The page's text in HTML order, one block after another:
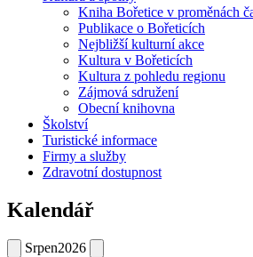
Kniha Bořetice v proměnách
Publikace o Bořeticích
Nejbližší kulturní akce
Kultura v Bořeticích
Kultura z pohledu regionu
Zájmová sdružení
Obecní knihovna
Školství
Turistické informace
Firmy a služby
Zdravotní dostupnost
Kalendář
Srpen2026